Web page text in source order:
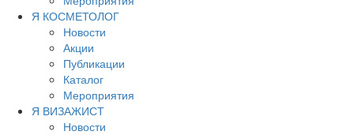
Я КОСМЕТОЛОГ
Новости
Акции
Публикации
Каталог
Мероприятия
Я ВИЗАЖИСТ
Новости